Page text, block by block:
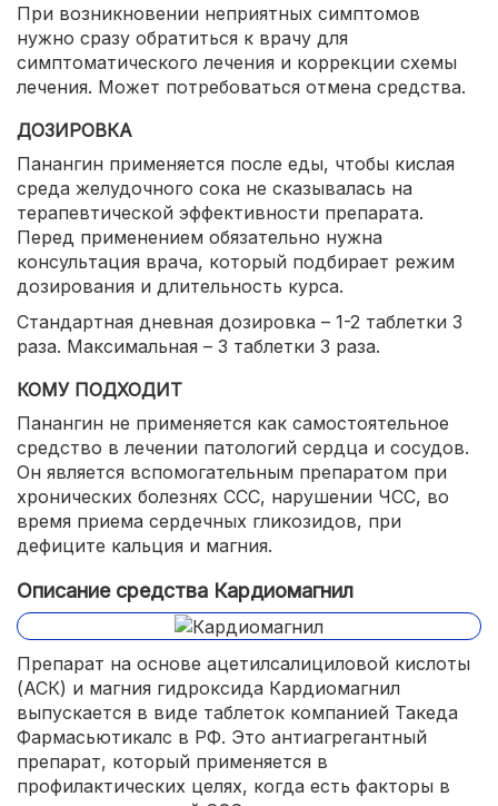
При возникновении неприятных симптомов
нужно сразу обратиться к врачу для
симптоматического лечения и коррекции схемы
лечения. Может потребоваться отмена средства.
ДОЗИРОВКА
Панангин применяется после еды, чтобы кислая
среда желудочного сока не сказывалась на
терапевтической эффективности препарата.
Перед применением обязательно нужна
консультация врача, который подбирает режим
дозирования и длительность курса.
Стандартная дневная дозировка – 1-2 таблетки 3
раза. Максимальная – 3 таблетки 3 раза.
КОМУ ПОДХОДИТ
Панангин не применяется как самостоятельное
средство в лечении патологий сердца и сосудов.
Он является вспомогательным препаратом при
хронических болезнях ССС, нарушении ЧСС, во
время приема сердечных гликозидов, при
дефиците кальция и магния.
Описание средства Кардиомагнил
Препарат на основе ацетилсалициловой кислоты
(АСК) и магния гидроксида Кардиомагнил
выпускается в виде таблеток компанией Такеда
Фармасьютикалс в РФ. Это антиагрегантный
препарат, который применяется в
профилактических целях, когда есть факторы в